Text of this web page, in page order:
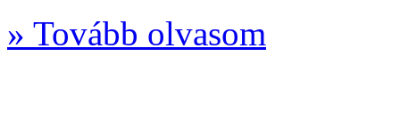
» Tovább olvasom